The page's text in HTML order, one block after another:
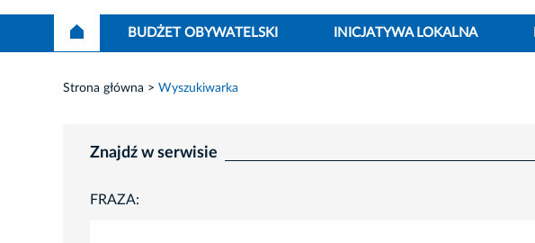
BUDŻET OBYWATELSKI INICJATYWA LOKALNA
Strona główna Wyszukiwarka
Znajdź w serwisie
FRAZA: